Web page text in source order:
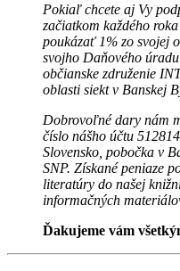
Pokiaľ chcete aj Vy
začiatkom každého
poukázať 1% zo svojej
svojho Daňového
občianske združenie
oblasti siekt v Banskej
Dobrovoľné dary nám
číslo nášho účtu
Slovensko, pobočka v
SNP. Získané peniaze
literatúry do našej
informačných
Ďakujeme vám